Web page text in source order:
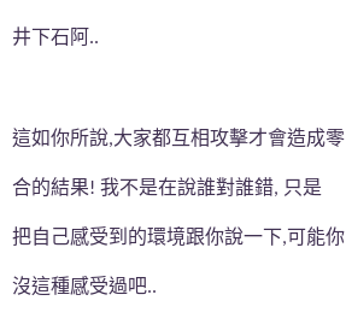
井下石阿..
這如你所說,大家都互相攻擊才會造成零
合的結果! 我不是在說誰對誰錯, 只是
把自己感受到的環境跟你說一下,可能你
沒這種感受過吧..